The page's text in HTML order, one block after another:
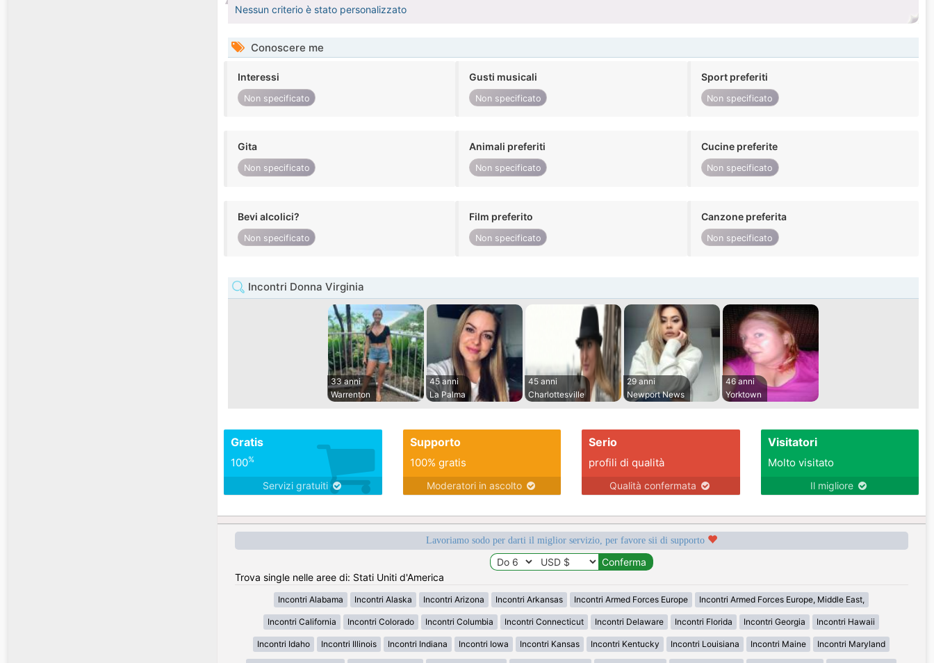
Nessun criterio è stato personalizzato
Conoscere me
Interessi
Non specificato
Gusti musicali
Non specificato
Sport preferiti
Non specificato
Gita
Non specificato
Animali preferiti
Non specificato
Cucine preferite
Non specificato
Bevi alcolici?
Non specificato
Film preferito
Non specificato
Canzone preferita
Non specificato
Incontri Donna Virginia
33 anni
Warrenton
45 anni
La Palma
45 anni
Charlottesville
29 anni
Newport News
46 anni
Yorktown
Gratis
100%
Servizi gratuiti
Supporto
100% gratis
Moderatori in ascolto
Serio
profili di qualità
Qualità confermata
Visitatori
Molto visitato
Il migliore
Lavoriamo sodo per darti il miglior servizio, per favore sii di supporto
Trova single nelle aree di: Stati Uniti d'America
Incontri Alabama Incontri Alaska Incontri Arizona Incontri Arkansas Incontri Armed Forces Europe Incontri Armed Forces Europe, Middle East,
Incontri California Incontri Colorado Incontri Columbia Incontri Connecticut Incontri Delaware Incontri Florida Incontri Georgia Incontri Hawaii
Incontri Idaho Incontri Illinois Incontri Indiana Incontri Iowa Incontri Kansas Incontri Kentucky Incontri Louisiana Incontri Maine Incontri Maryland